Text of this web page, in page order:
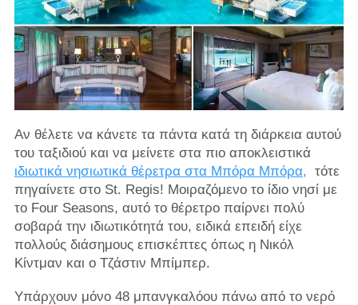
Αν θέλετε να κάνετε τα πάντα κατά τη διάρκεια αυτού
του ταξιδιού και να μείνετε στα πιο αποκλειστικά
ιδιωτικά νησιωτικά θέρετρα στα Μπόρα Μπόρα, τότε
πηγαίνετε στο St. Regis! Μοιραζόμενο το ίδιο νησί με
το Four Seasons, αυτό το θέρετρο παίρνει πολύ
σοβαρά την ιδιωτικότητά του, ειδικά επειδή είχε
πολλούς διάσημους επισκέπτες όπως η Νικόλ
Κίντμαν και ο Τζάστιν Μπίμπερ.
Υπάρχουν μόνο 48 μπανγκαλόου πάνω από το νερό